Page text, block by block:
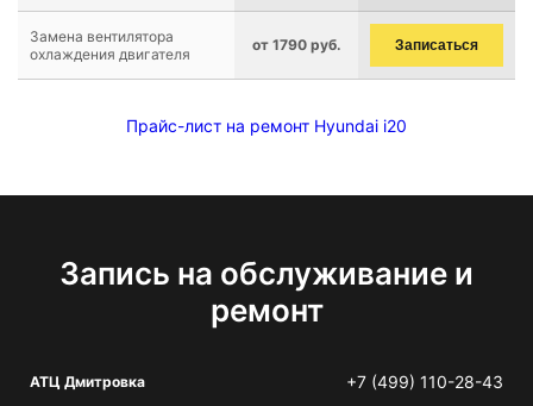
Замена вентилятора
охлаждения двигателя
от 1790 руб. Записаться
Прайс-лист на ремонт Hyundai i20
Запись на обслуживание и
ремонт
АТЦ Дмитровка +7 (499) 110-28-43